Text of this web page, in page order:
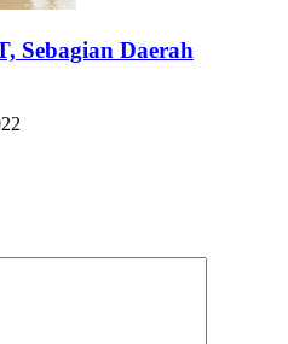
Sebagian Daerah